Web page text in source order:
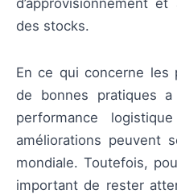
des stocks.
En ce qui concerne les
de bonnes pratiques
performance
améliorations peuvent
mondiale. Toutefois,
important de rester